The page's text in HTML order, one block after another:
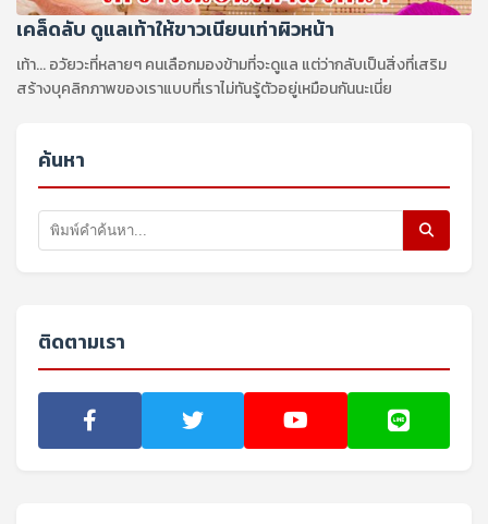
เคล็ดลับ ดูแลเท้าให้ขาวเนียนเท่าผิวหน้า
เท้า... อวัยวะที่หลายๆ คนเลือกมองข้ามที่จะดูแล แต่ว่ากลับเป็นสิ่งที่เสริม
สร้างบุคลิกภาพของเราแบบที่เราไม่ทันรู้ตัวอยู่เหมือนกันนะเนี่ย
ค้นหา
ติดตามเรา